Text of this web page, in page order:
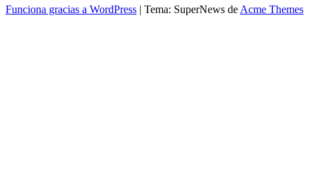
Funciona gracias a WordPress | Tema: SuperNews de Acme Themes